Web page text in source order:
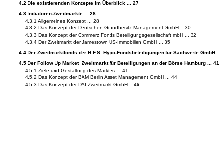
4.2 Die existierenden Konzepte im Überblick ... 27
4.3 Initiatoren-Zweitmärkte ... 28
4.3.1 Allgemeines Konzept ... 28
4.3.2 Das Konzept der Deutschen Grundbesitz Management GmbH... 30
4.3.3 Das Konzept der Commerz Fonds Beteiligungsgesellschaft mbH ... 32
4.3.4 Der Zweitmarkt der Jamestown US-Immobilien GmbH ... 35
4.4 Der Zweitmarktfonds der H.F.S. Hypo-Fondsbeteiligungen für Sachwerte GmbH
4.5 Der Follow Up Market ­ Zweitmarkt für Beteiligungen an der Börse Hamburg ... 41
4.5.1 Ziele und Gestaltung des Marktes ... 41
4.5.2 Das Konzept der BAM Berlin Asset Management GmbH ... 44
4.5.3 Das Konzept der DAI Zweitmarkt GmbH... 46